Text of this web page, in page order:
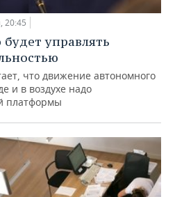
20:45
управлять
что движение автономного
и в воздухе надо
платформы